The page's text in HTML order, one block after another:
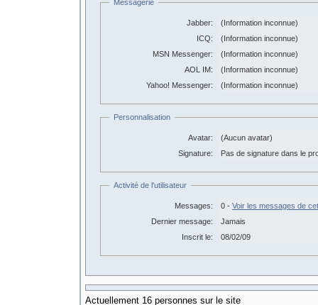
Messagerie
Jabber:
(Information inconnue)
ICQ:
(Information inconnue)
MSN Messenger:
(Information inconnue)
AOL IM:
(Information inconnue)
Yahoo! Messenger:
(Information inconnue)
Personnalisation
Avatar:
(Aucun avatar)
Signature:
Pas de signature dans le
Activité de l'utilisateur
Messages: 0 - Voir les messages de
Dernier message:
Jamais
Inscrit le:
08/02/09